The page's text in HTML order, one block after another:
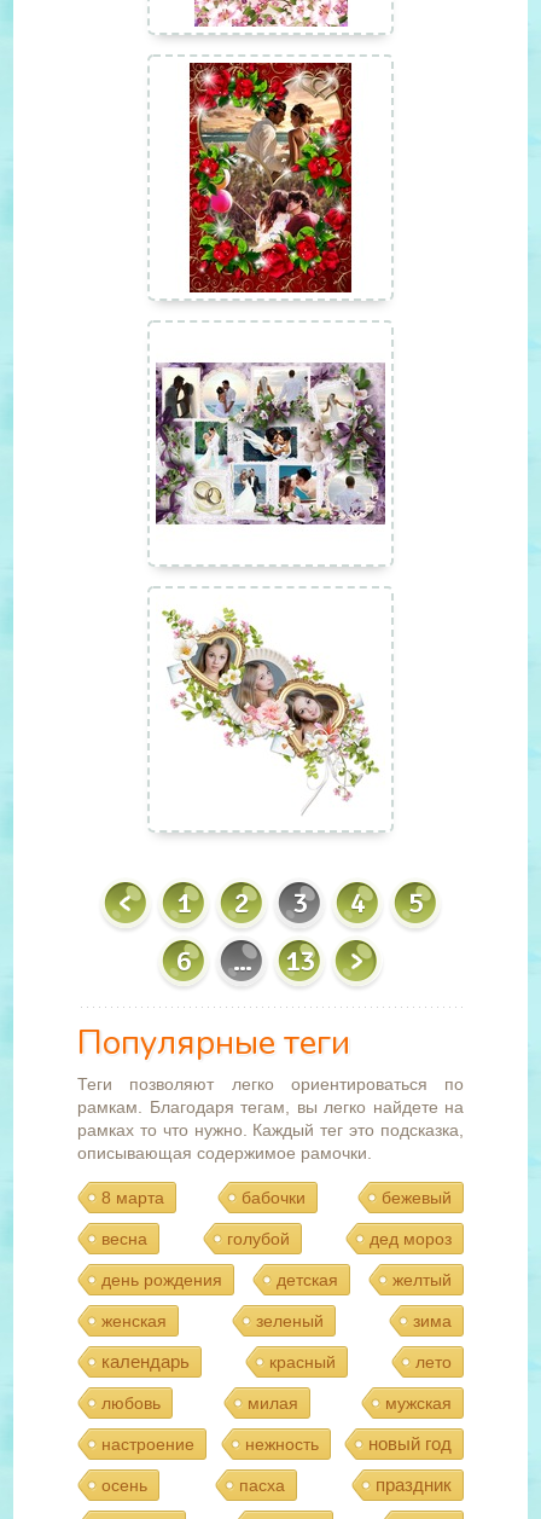
1 2 3 4
5
6
... 13
Популярные теги
Теги позволяют легко ориентироваться по
рамкам. Благодаря тегам, вы легко найдете на
рамках то что нужно. Каждый тег это подсказка,
описывающая содержимое рамочки.
8 марта бабочки бежевый
весна голубой дед мороз
день рождения детская желтый
женская зеленый зима
календарь красный лето
любовь милая мужская
настроение нежность новый год
осень пасха
праздник